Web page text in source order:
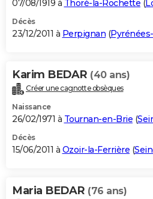
07/08/1919 à Thoré-la-Rochette (
Décès
23/12/2011 à Perpignan (
Karim BEDAR (40 ans)
Créer une cagnotte obsèques
Naissance
26/02/1971 à Tournan-en-Brie (
Décès
15/06/2011 à Ozoir-la-Ferrière (
Maria BEDAR (76 ans)